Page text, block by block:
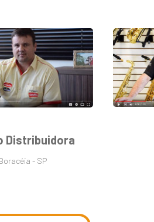
Distribuidora
- SP